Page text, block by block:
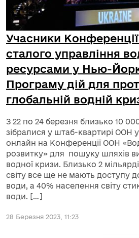
Учасники
сталого управління
ресурсами у Нью-
Програму дій для
глобальній водній
З 22 по 24 березня близько 10
зібралися у штаб-квартирі ООН
онлайн на Конференції ООН
розвитку» для пошуку шляхів
водної кризи. Близько 2
світу все ще не мають доступу
води, а 40% населення світу
води. […]
28 Березня 2023, 11:23